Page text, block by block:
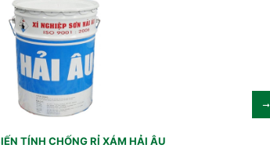
TÍNH CHỐNG RỈ XÁM HẢI ÂU